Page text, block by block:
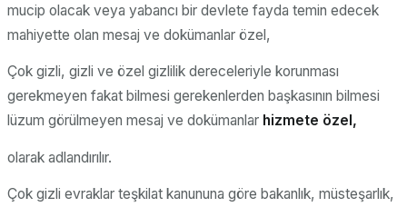
mucip olacak veya yabancı bir devlete fayda temin edecek
mahiyette olan mesaj ve dokümanlar özel,
Çok gizli, gizli ve özel gizlilik dereceleriyle korunması
gerekmeyen fakat bilmesi gerekenlerden başkasının bilmesi
lüzum görülmeyen mesaj ve dokümanlar hizmete özel,
olarak adlandırılır.
Çok gizli evraklar teşkilat kanununa göre bakanlık, müsteşarlık,